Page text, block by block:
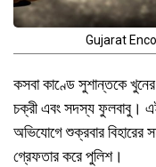
Gujarat
কসবা কাণ্ডে সুশান্তকে খুনের
চক্রী এবং সদস্য ফুলবাবু। এই
অভিযোগে শুক্রবার বিহারের
গ্রেফতার করে পুলিশ।